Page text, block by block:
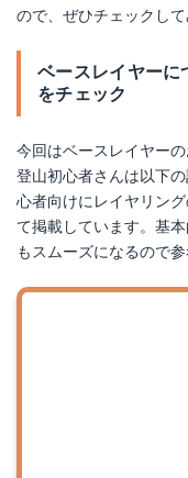
ので、ぜひチェックして
ベースレイヤーに
をチェック
今回はベースレイヤー
登山初心者さんは以下
心者向けにレイヤリン
て掲載しています。基
もスムーズになるので